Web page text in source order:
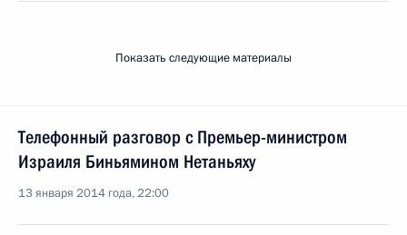
Показать следующие материалы
Телефонный разговор с Премьер-министром
Израиля Биньямином Нетаньяху
13 января 2014 года, 22:00